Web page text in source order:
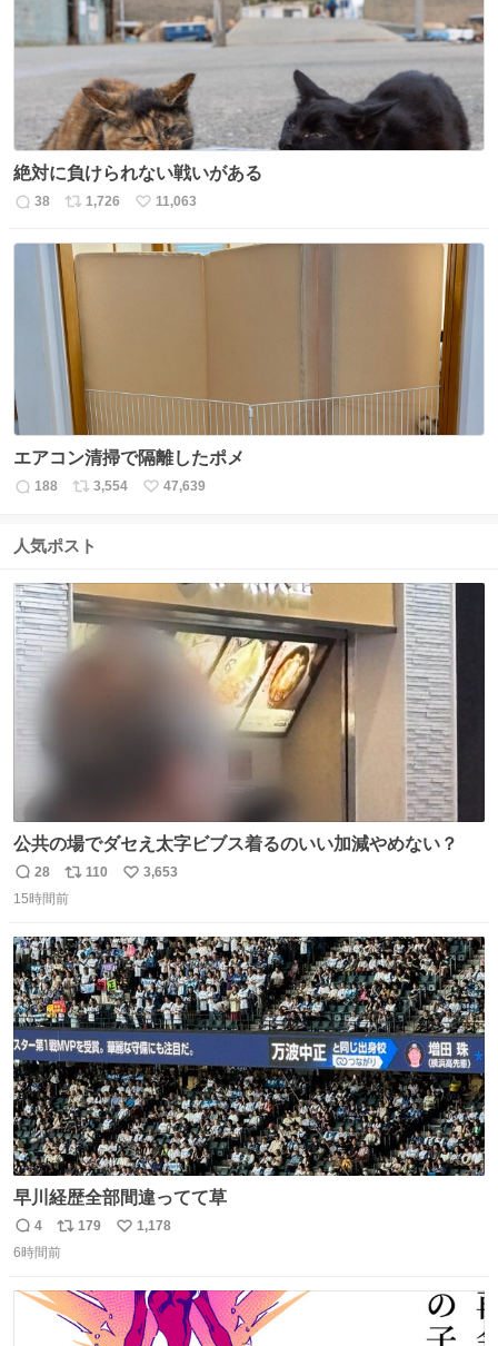
数
絶対に負けられない戦いがある
返
38
リ
ス
ト
数
1,726
い
ね
11,063
エアコン清掃で隔離したポメ
返
数
188
リ
ス
数
3,554
い
47,639
人気ポスト
公共の場でダセえ太字ビブス着るのいい加減やめない？
返
信
28
リ
ポ
ト
数
110
い
数
3,653
15時間前
早川経歴全部間違ってて草
返
信
4
リ
ポ
ト
数
179
い
数
1,178
6時間前